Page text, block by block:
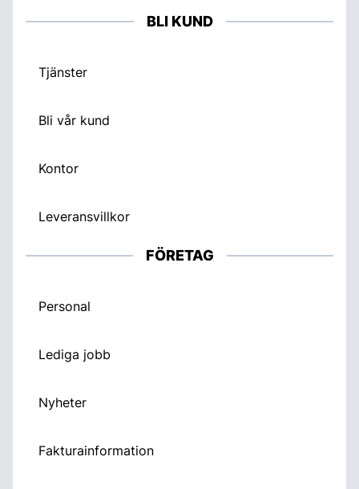
BLI KUND
Tjänster
Bli vår kund
Kontor
Leveransvillkor
FÖRETAG
Personal
Lediga jobb
Nyheter
Fakturainformation